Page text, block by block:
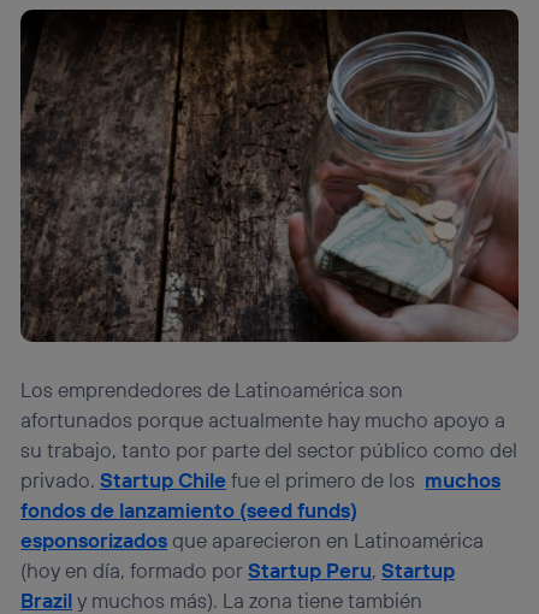
Los emprendedores de Latinoamérica son
afortunados porque actualmente hay mucho apoyo a
su trabajo, tanto por parte del sector público como del
privado.Startup Chilefue el primero de los muchos
fondos de lanzamiento (seed funds)
esponsorizadosque aparecieron en Latinoamérica
(hoy en día, formado porStartup Peru,Startup
Brazily muchos más). La zona tiene también